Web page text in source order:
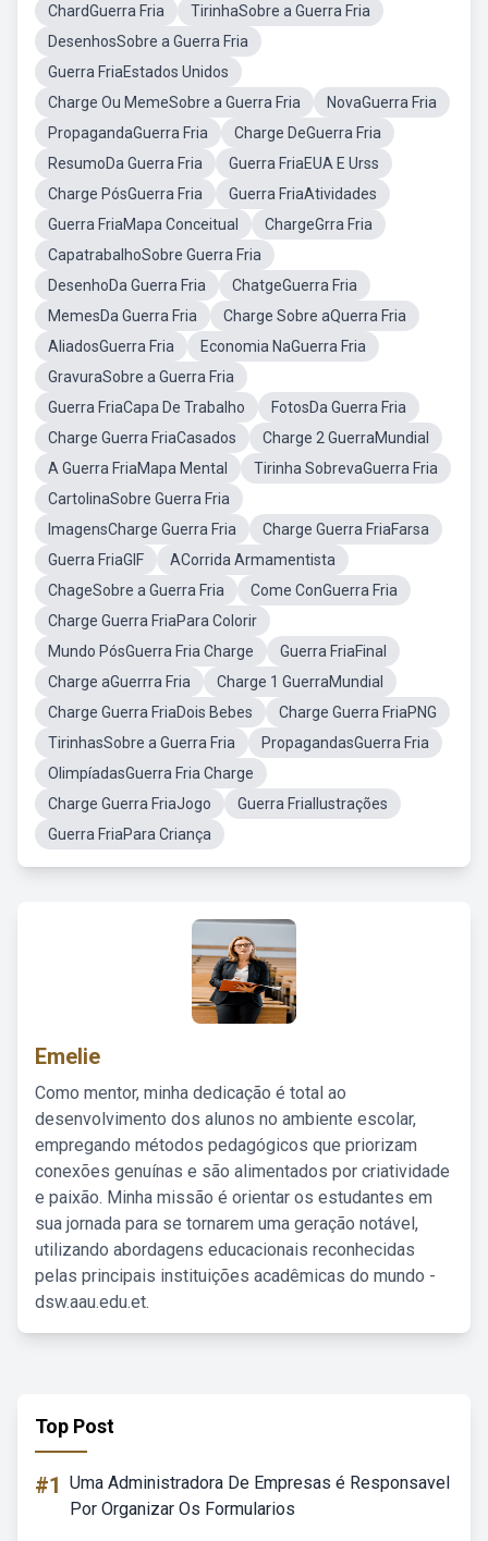
ChardGuerra Fria
TirinhaSobre a Guerra Fria
DesenhosSobre a Guerra Fria
Guerra FriaEstados Unidos
Charge Ou MemeSobre a Guerra Fria
NovaGuerra Fria
PropagandaGuerra Fria
Charge DeGuerra Fria
ResumoDa Guerra Fria
Guerra FriaEUA E Urss
Charge PósGuerra Fria
Guerra FriaAtividades
Guerra FriaMapa Conceitual
ChargeGrra Fria
CapatrabalhoSobre Guerra Fria
DesenhoDa Guerra Fria
ChatgeGuerra Fria
MemesDa Guerra Fria
Charge Sobre aQuerra Fria
AliadosGuerra Fria
Economia NaGuerra Fria
GravuraSobre a Guerra Fria
Guerra FriaCapa De Trabalho
FotosDa Guerra Fria
Charge Guerra FriaCasados
Charge 2 GuerraMundial
A Guerra FriaMapa Mental
Tirinha SobrevaGuerra Fria
CartolinaSobre Guerra Fria
ImagensCharge Guerra Fria
Charge Guerra FriaFarsa
Guerra FriaGIF
ACorrida Armamentista
ChageSobre a Guerra Fria
Come ConGuerra Fria
Charge Guerra FriaPara Colorir
Mundo PósGuerra Fria Charge
Guerra FriaFinal
Charge aGuerrra Fria
Charge 1 GuerraMundial
Charge Guerra FriaDois Bebes
Charge Guerra FriaPNG
TirinhasSobre a Guerra Fria
PropagandasGuerra Fria
OlimpíadasGuerra Fria Charge
Charge Guerra FriaJogo
Guerra FriaIlustrações
Guerra FriaPara Criança
Emelie
Como mentor, minha dedicação é total ao
desenvolvimento dos alunos no ambiente escolar,
empregando métodos pedagógicos que priorizam
conexões genuínas e são alimentados por criatividade
e paixão. Minha missão é orientar os estudantes em
sua jornada para se tornarem uma geração notável,
utilizando abordagens educacionais reconhecidas
pelas principais instituições acadêmicas do mundo -
dsw.aau.edu.et.
Top Post
#1 Uma Administradora De Empresas é Responsavel
Por Organizar Os Formularios